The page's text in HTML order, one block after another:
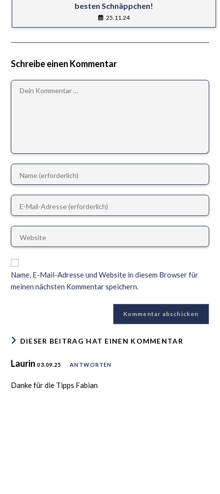
besten Schnäppchen!
25.11.24
Schreibe einen Kommentar
Name, E-Mail-Adresse und Website in diesem Browser für
meinen nächsten Kommentar speichern.
DIESER BEITRAG HAT EINEN KOMMENTAR
Laurin03.09.25 ANTWORTEN
Danke für die Tipps Fabian